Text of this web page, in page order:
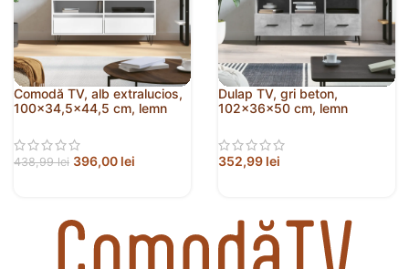
Comodă TV, alb extralucios,
100×34,5×44,5 cm, lemn
438,99lei 396,00 lei
Dulap TV, gri beton,
102x36x50 cm, lemn
352,99 lei